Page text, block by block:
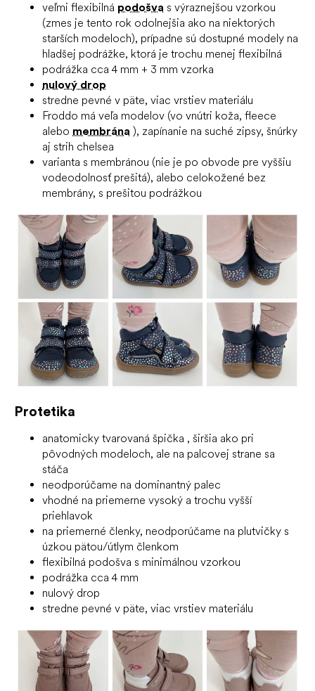
veľmi flexibilná podošva s výraznejšou vzorkou
(zmes je tento rok odolnejšia ako na niektorých
starších modeloch), prípadne sú dostupné modely na
hladšej podrážke, ktorá je trochu menej flexibilná
podrážka cca 4 mm + 3 mm vzorka
nulový drop
stredne pevné v päte, viac vrstiev materiálu
Froddo má veľa modelov (vo vnútri koža, fleece
alebo membrána ), zapínanie na suché zipsy, šnúrky
aj strih chelsea
varianta s membránou (nie je po obvode pre vyššiu
vodeodolnosť prešitá), alebo celokožené bez
membrány, s prešitou podrážkou
Protetika
anatomicky tvarovaná špička , širšia ako pri
pôvodných modeloch, ale na palcovej strane sa
stáča
neodporúčame na dominantný palec
vhodné na priemerne vysoký a trochu vyšší
priehlavok
na priemerné členky, neodporúčame na plutvičky s
úzkou pätou/útlym členkom
flexibilná podošva s minimálnou vzorkou
podrážka cca 4 mm
nulový drop
stredne pevné v päte, viac vrstiev materiálu